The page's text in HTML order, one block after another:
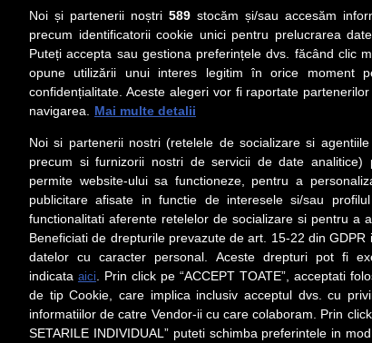
PRIMA PAGINĂ
Social
Urmareste-ne pe Facebook
Setări cookies
Preluarea fără cost a materialelor de presă (text, foto si/
Noi și partenerii noștri 589stocăm și/sau accesăm
precum identificatorii cookie unici pentru prelucrarea
Puteți accepta sau gestiona preferințele dvs. făcând clic
opune utilizării unui interes legitim în orice moment
confidențialitate. Aceste alegeri vor fi raportate
navigarea.
Mai multe detalii
Noi si partenerii nostri (retelele de socializare si
precum si furnizorii nostri de servicii de date analitice)
permite website-ului sa functioneze, pentru a
publicitare afisate in functie de interesele si/sau
functionalitati aferente retelelor de socializare si pentru a
Beneficiati de drepturile prevazute de art. 15-22 din
datelor cu caracter personal. Aceste drepturi pot fi
indicata aici. Prin click pe “ACCEPT TOATE”, acceptati
de tip Cookie, care implica inclusiv acceptul dvs. cu
informatiilor de catre Vendor-ii cu care colaboram. Prin
SETARILE INDIVIDUAL” puteti schimba preferintele in